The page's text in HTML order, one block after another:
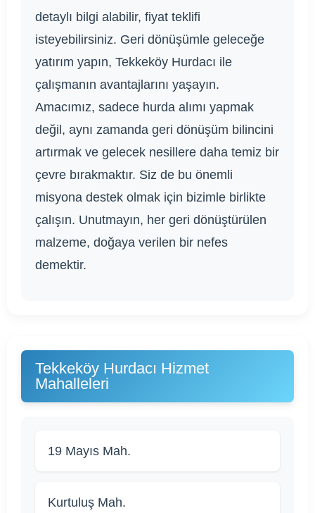
detaylı bilgi alabilir, fiyat teklifi
isteyebilirsiniz. Geri dönüşümle geleceğe
yatırım yapın, Tekkeköy Hurdacı ile
çalışmanın avantajlarını yaşayın.
Amacımız, sadece hurda alımı yapmak
değil, aynı zamanda geri dönüşüm bilincini
artırmak ve gelecek nesillere daha temiz bir
çevre bırakmaktır. Siz de bu önemli
misyona destek olmak için bizimle birlikte
çalışın. Unutmayın, her geri dönüştürülen
malzeme, doğaya verilen bir nefes
demektir.
Tekkeköy Hurdacı Hizmet
Mahalleleri
19 Mayıs Mah.
Kurtuluş Mah.